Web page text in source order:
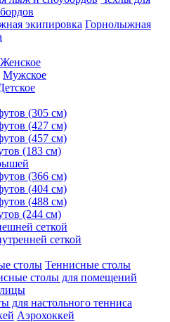
Горнолыжная
Женское
Мужское
(305 см)
(427 см)
(457 см)
(183 см)
(366 см)
(404 см)
(488 см)
(244 см)
сеткой
сеткой
Теннисные столы
столы для помещений
для настольного тенниса
Аэрохоккей